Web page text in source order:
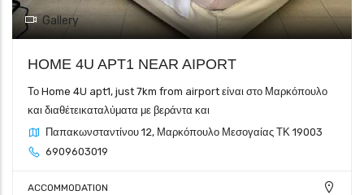
Gallery
HOME 4U APT1 NEAR AIPORT
Το Home 4U apt1, just 7km from airport είναι στο Μαρκόπουλο
και διαθέτεικαταλύματα με βεράντα και
Παπακωνσταντίνου 12, Μαρκόπουλο Μεσογαίας ΤΚ 19003
6909603019
ACCOMMODATION